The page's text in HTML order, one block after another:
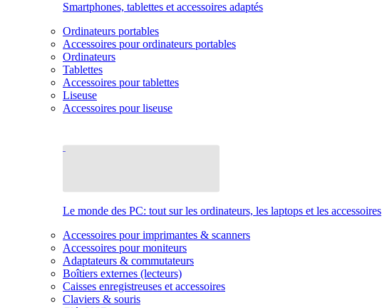
Smartphones, tablettes et accessoires adaptés
Ordinateurs portables
Accessoires pour ordinateurs portables
Ordinateurs
Tablettes
Accessoires pour tablettes
Liseuse
Accessoires pour liseuse
Le monde des PC: tout sur les ordinateurs, les laptops et les accessoires
Accessoires pour imprimantes & scanners
Accessoires pour moniteurs
Adaptateurs & commutateurs
Boîtiers externes (lecteurs)
Caisses enregistreuses et accessoires
Claviers & souris